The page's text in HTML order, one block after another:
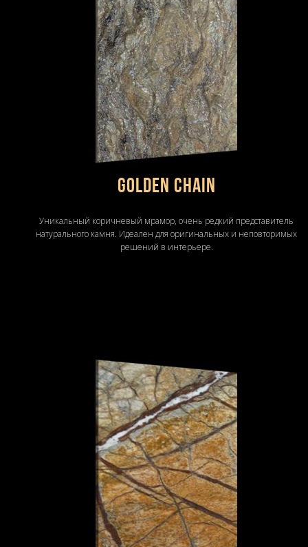
Golden Chain
Уникальный коричневый мрамор, очень редкий представитель
натурального камня. Идеален для оригинальных и неповторимых
решений в интерьере.